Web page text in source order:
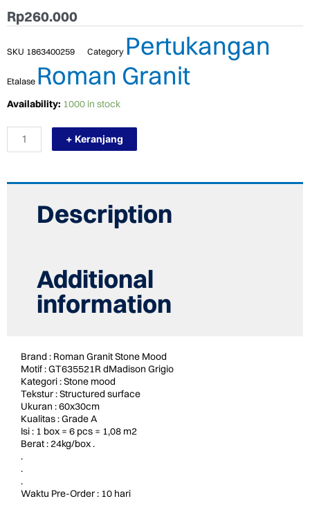
Rp260.000
SKU 1863400259 Category Pertukangan
Etalase Roman Granit
Availability: 1000 in stock
TERMURAH
GRANIT
X
+ Keranjang
Description
Additional
information
Brand : Roman Granit Stone Mood
Motif : GT635521R dMadison Grigio
Kategori : Stone mood
Tekstur : Structured surface
Ukuran : 60x30cm
Kualitas : Grade A
Isi : 1 box = 6 pcs = 1,08 m2
Berat : 24kg/box .
.
.
.
Waktu Pre-Order : 10 hari